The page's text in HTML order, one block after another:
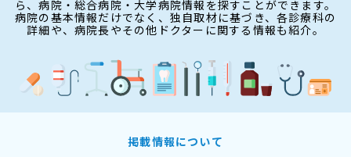
ら、病院・総合病院・大学病院情報を探すことができます。
病院の基本情報だけでなく、独自取材に基づき、各診療科の
詳細や、病院長やその他ドクターに関する情報も紹介。
掲載情報について